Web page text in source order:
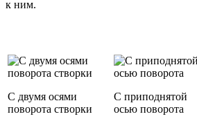
к ним.
С двумя осями
поворота створки
С приподнятой
осью поворота